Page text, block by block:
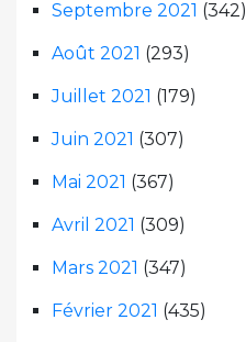
Septembre 2021 (342)
Août 2021 (293)
Juillet 2021 (179)
Juin 2021 (307)
Mai 2021 (367)
Avril 2021 (309)
Mars 2021 (347)
Février 2021 (435)